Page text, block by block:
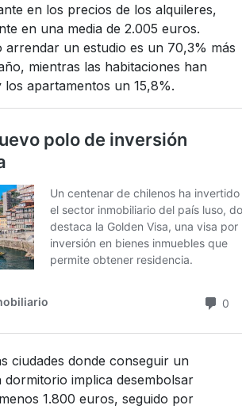
en los precios de los alquileres,
en una media de 2.005 euros.
arrendar un estudio es un 70,3% más
mientras las habitaciones han
apartamentos un 15,8%.
ciudades donde conseguir un
implica desembolsar
1.800 euros, seguido por